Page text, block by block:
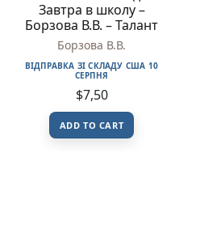
Завтра в школу –
Борзова В.В. – Талант
Борзова В.В.
ВІДПРАВКА ЗІ СКЛАДУ США 10
СЕРПНЯ
$7,50
ADD TO CART